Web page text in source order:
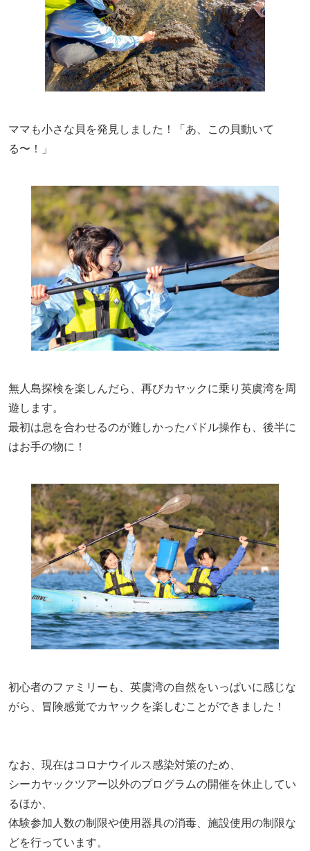
ママも小さな貝を発見しました！「あ、この貝動いて
る〜！」
無人島探検を楽しんだら、再びカヤックに乗り英虞湾を周
遊します。
最初は息を合わせるのが難しかったパドル操作も、後半に
はお手の物に！
初心者のファミリーも、英虞湾の自然をいっぱいに感じな
がら、冒険感覚でカヤックを楽しむことができました！
なお、現在はコロナウイルス感染対策のため、
シーカヤックツアー以外のプログラムの開催を休止してい
るほか、
体験参加人数の制限や使用器具の消毒、施設使用の制限な
どを行っています。